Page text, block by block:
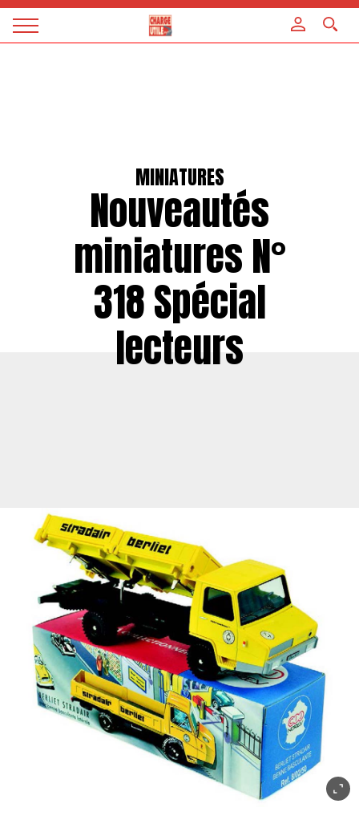
Magazine
MINIATURES
Nouveautés
miniatures N°
318 Spécial
lecteurs
Panneau de gestion des cookies